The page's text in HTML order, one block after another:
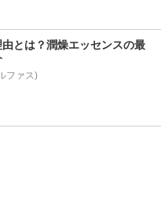
件
とは？潤燥エッセンスの最
ファス)